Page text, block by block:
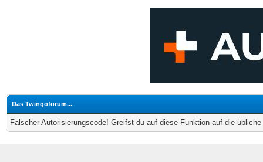
Das Twingoforum...
Falscher Autorisierungscode! Greifst du auf diese Funktion auf die